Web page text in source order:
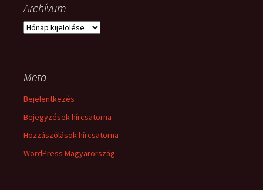
Archívum
Archívum
Meta
Bejelentkezés
Bejegyzések hírcsatorna
Hozzászólások hírcsatorna
WordPress Magyarország